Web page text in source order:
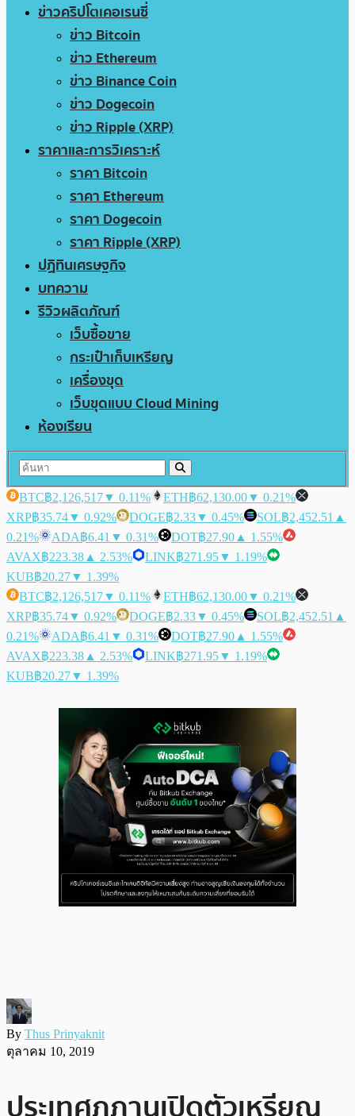
ข่าวคริปโตเคอเรนซี่
ข่าว Bitcoin
ข่าว Ethereum
ข่าว Binance Coin
ข่าว Dogecoin
ข่าว Ripple (XRP)
ราคาและการวิเคราะห์
ราคา Bitcoin
ราคา Ethereum
ราคา Dogecoin
ราคา Ripple (XRP)
ปฏิทินเศรษฐกิจ
บทความ
รีวิวผลิตภัณฑ์
เว็บซื้อขาย
กระเป๋าเก็บเหรียญ
เครื่องขุด
เว็บขุดแบบ Cloud Mining
ห้องเรียน
BTC฿2,126,517▼ 0.11% ETH฿62,130.00▼ 0.21%
XRP฿35.74▼ 0.92% DOGE฿2.33▼ 0.45% SOL฿2,452.51 ▲
0.21%
ADA฿6.41 ▼ 0.31% DOT฿27.90 ▲ 1.55%
AVAX฿223.38 ▲ 2.53% LINK฿271.95▼ 1.19%
KUB฿20.27▼ 1.39%
BTC฿2,126,517▼ 0.11% ETH฿62,130.00▼ 0.21%
XRP฿35.74▼ 0.92% DOGE฿2.33▼ 0.45% SOL฿2,452.51 ▲
0.21%
ADA฿6.41 ▼ 0.31% DOT฿27.90 ▲ 1.55%
AVAX฿223.38 ▲ 2.53% LINK฿271.95▼ 1.19%
KUB฿20.27▼ 1.39%
By Thus Prinyaknit
ตุลาคม 10, 2019